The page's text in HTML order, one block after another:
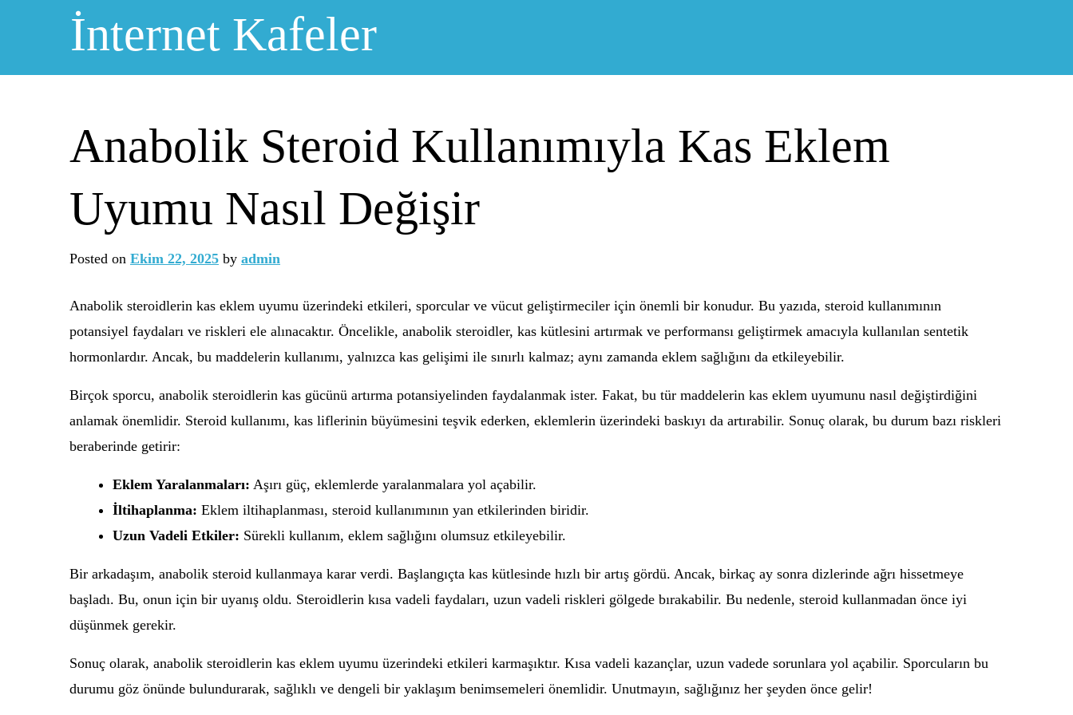
İnternet Kafeler
Anabolik Steroid Kullanımıyla Kas Eklem
Uyumu Nasıl Değişir
Posted on Ekim 22, 2025 by admin
Anabolik steroidlerin kas eklem uyumu üzerindeki etkileri, sporcular ve vücut geliştirmeciler için önemli bir konudur. Bu yazıda, steroid kullanımının
potansiyel faydaları ve riskleri ele alınacaktır. Öncelikle, anabolik steroidler, kas kütlesini artırmak ve performansı geliştirmek amacıyla kullanılan sentetik
hormonlardır. Ancak, bu maddelerin kullanımı, yalnızca kas gelişimi ile sınırlı kalmaz; aynı zamanda eklem sağlığını da etkileyebilir.
Birçok sporcu, anabolik steroidlerin kas gücünü artırma potansiyelinden faydalanmak ister. Fakat, bu tür maddelerin kas eklem uyumunu nasıl değiştirdiğini
anlamak önemlidir. Steroid kullanımı, kas liflerinin büyümesini teşvik ederken, eklemlerin üzerindeki baskıyı da artırabilir. Sonuç olarak, bu durum bazı riskleri
beraberinde getirir:
Eklem Yaralanmaları: Aşırı güç, eklemlerde yaralanmalara yol açabilir.
İltihaplanma: Eklem iltihaplanması, steroid kullanımının yan etkilerinden biridir.
Uzun Vadeli Etkiler: Sürekli kullanım, eklem sağlığını olumsuz etkileyebilir.
Bir arkadaşım, anabolik steroid kullanmaya karar verdi. Başlangıçta kas kütlesinde hızlı bir artış gördü. Ancak, birkaç ay sonra dizlerinde ağrı hissetmeye
başladı. Bu, onun için bir uyanış oldu. Steroidlerin kısa vadeli faydaları, uzun vadeli riskleri gölgede bırakabilir. Bu nedenle, steroid kullanmadan önce iyi
düşünmek gerekir.
Sonuç olarak, anabolik steroidlerin kas eklem uyumu üzerindeki etkileri karmaşıktır. Kısa vadeli kazançlar, uzun vadede sorunlara yol açabilir. Sporcuların bu
durumu göz önünde bulundurarak, sağlıklı ve dengeli bir yaklaşım benimsemeleri önemlidir. Unutmayın, sağlığınız her şeyden önce gelir!